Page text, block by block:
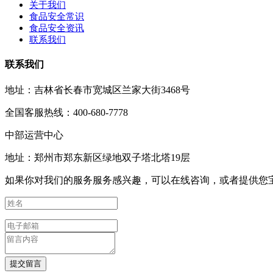
关于我们
食品安全常识
食品安全资讯
联系我们
联系我们
地址：吉林省长春市宽城区兰家大街3468号
全国客服热线：400-680-7778
中部运营中心
地址：郑州市郑东新区绿地双子塔北塔19层
如果你对我们的服务服务感兴趣，可以在线咨询，或者提供您
提交留言